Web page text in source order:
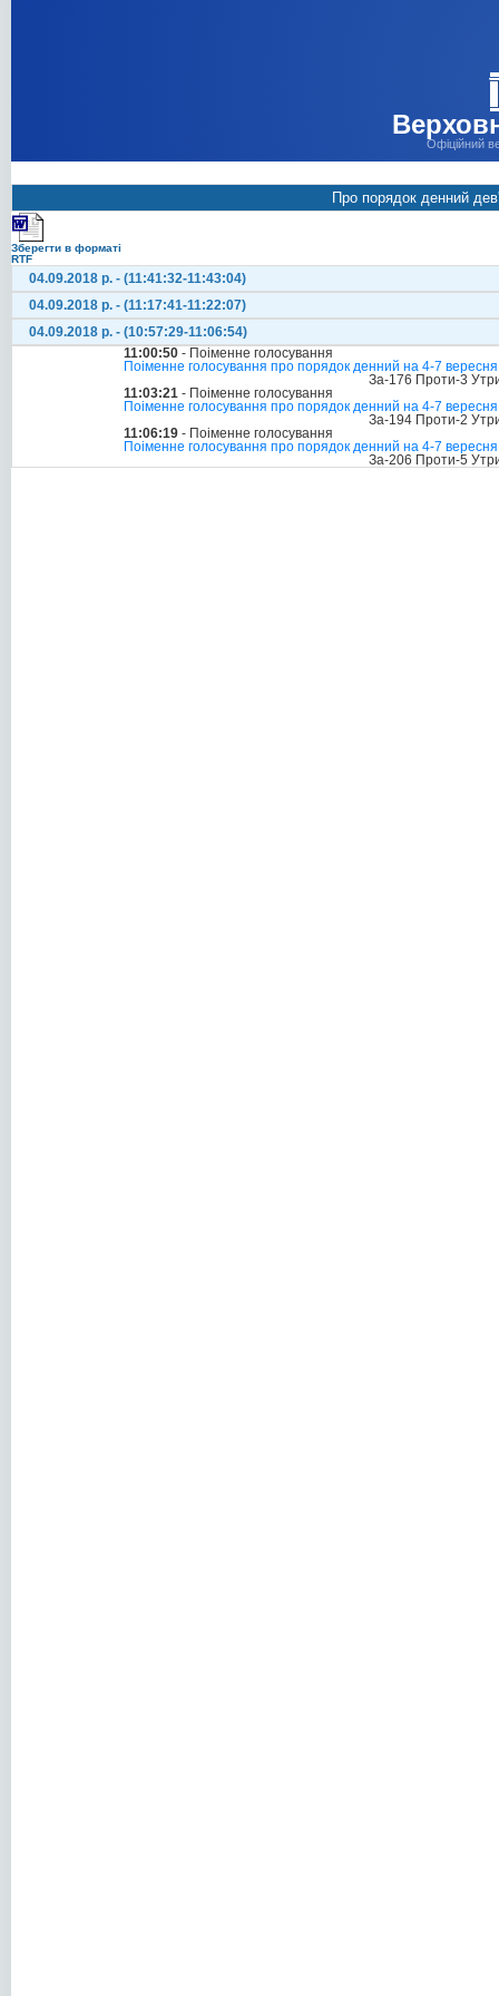
Офіційний
Про порядок денний
Зберегти в форматі
RTF
04.09.2018 р. - (11:41:32-11:43:04)
04.09.2018 р. - (11:17:41-11:22:07)
04.09.2018 р. - (10:57:29-11:06:54)
11:00:50 - Поіменне голосування
Поіменне голосування про порядок денний на 4-7
За-176 Проти-3
11:03:21 - Поіменне голосування
Поіменне голосування про порядок денний на 4-7
За-194 Проти-2
11:06:19 - Поіменне голосування
Поіменне голосування про порядок денний на 4-7
За-206 Проти-5